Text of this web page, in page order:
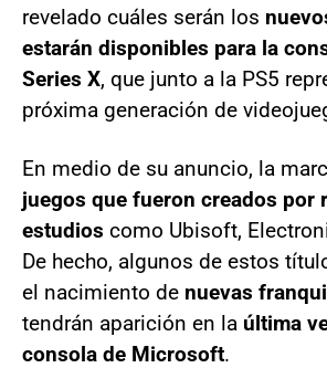
revelado cuáles serán los
estarán disponibles para la
Series X, que junto a la PS5
próxima generación de
En medio de su anuncio, la
juegos que fueron creados por
estudios como Ubisoft,
De hecho, algunos de estos
el nacimiento de nuevas
tendrán aparición en la última
consola de Microsoft.